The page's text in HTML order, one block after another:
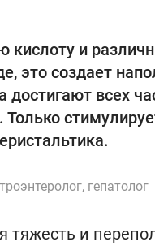
кислоту и
это создает
достигают всех
гепатолог
тяжесть и